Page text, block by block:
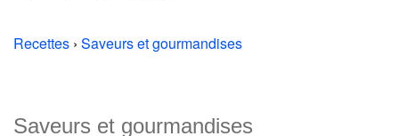
Recettes › Saveurs et gourmandises
Saveurs et gourmandises